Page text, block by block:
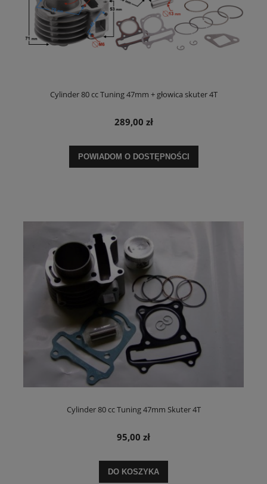
Cylinder 80 cc Tuning 47mm + głowica skuter 4T
289,00 zł
POWIADOM O DOSTĘPNOŚCI
Cylinder 80 cc Tuning 47mm Skuter 4T
95,00 zł
DO KOSZYKA